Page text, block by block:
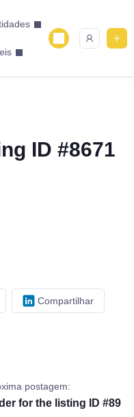
ID #8671
Compartilhar
postagem:
for the listing ID #89